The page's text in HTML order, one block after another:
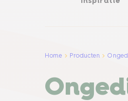
Home Producten